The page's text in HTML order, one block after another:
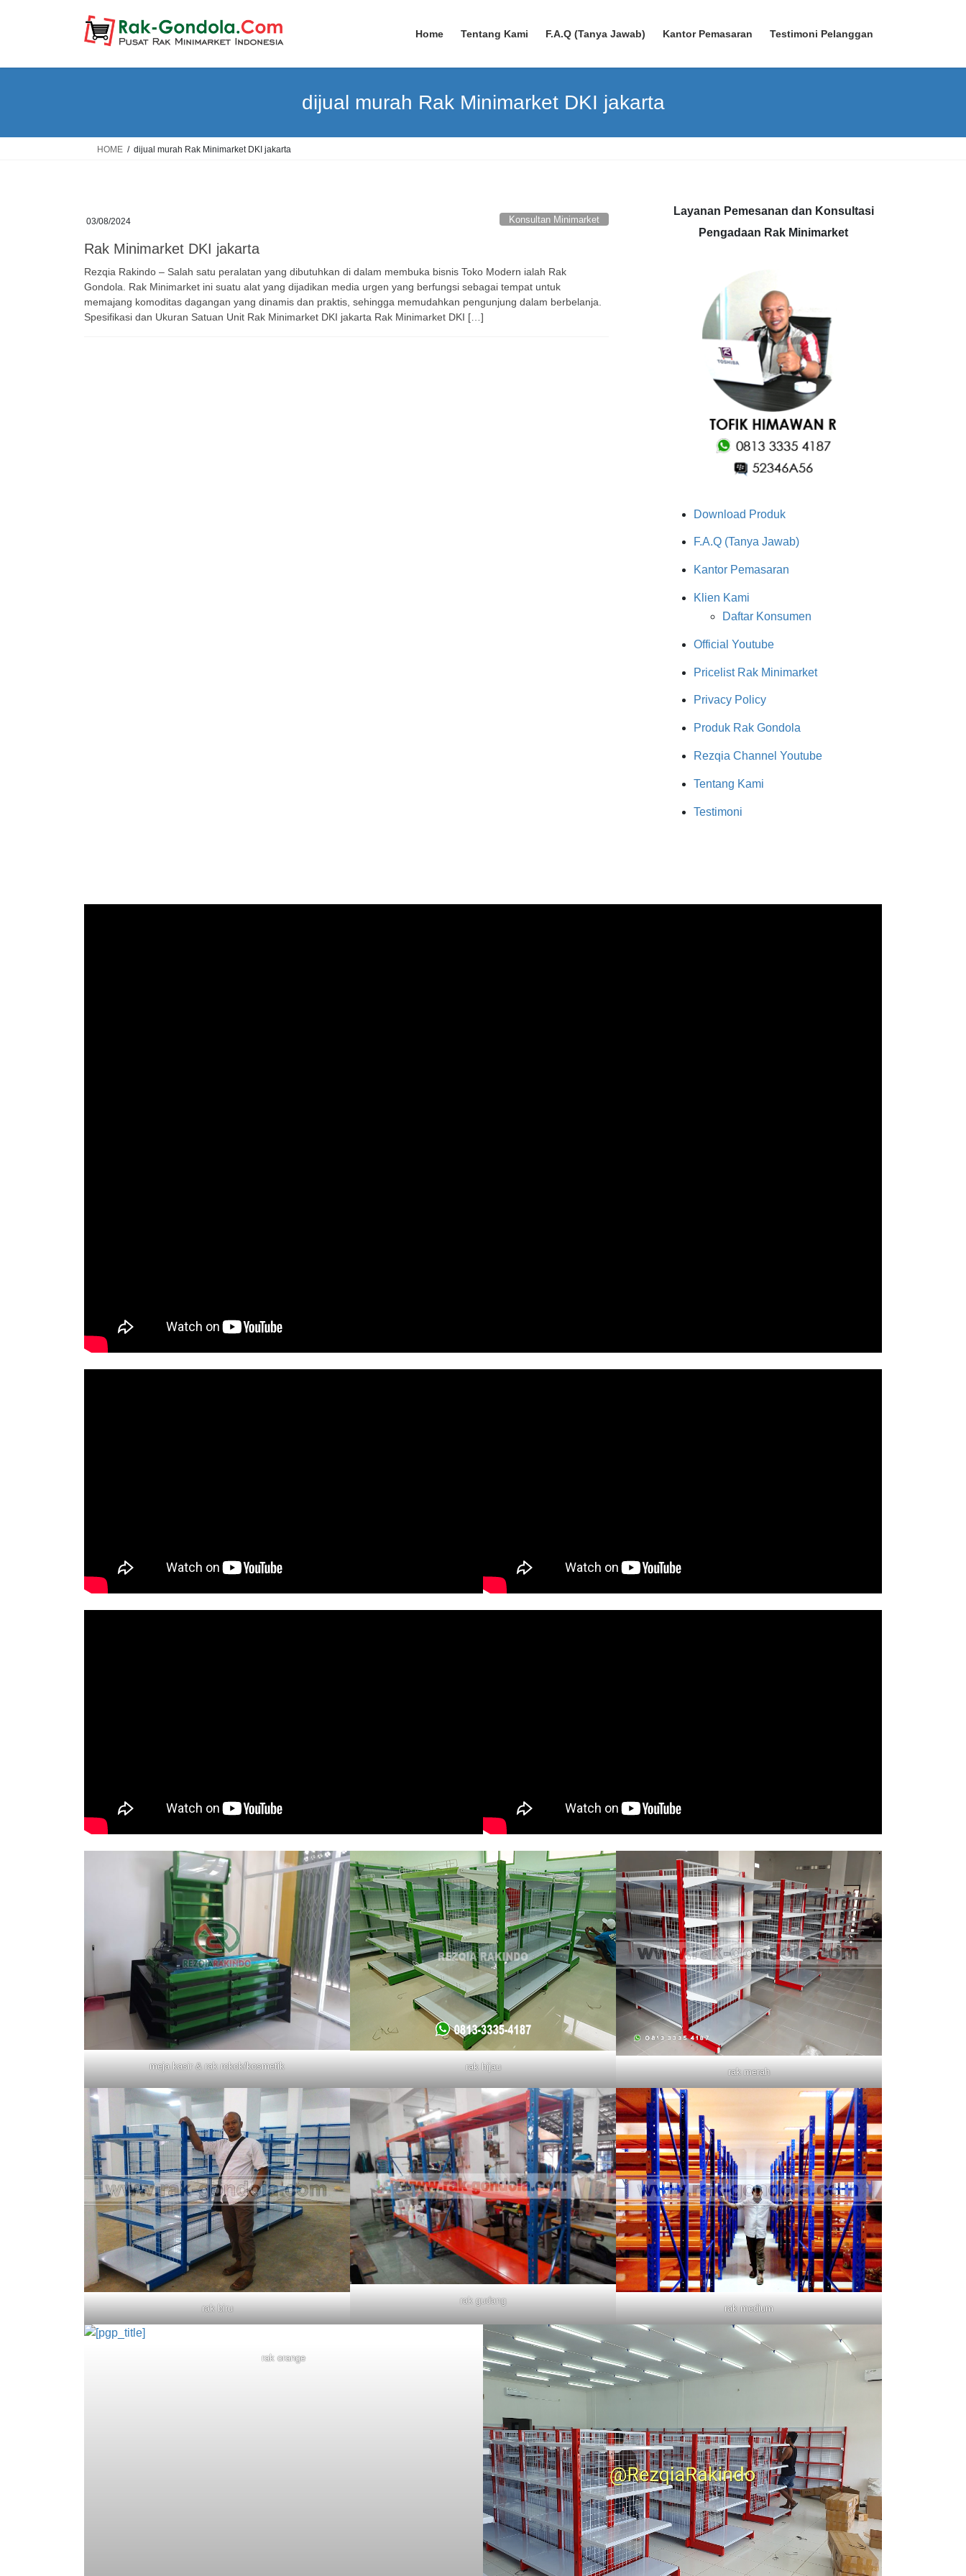
Home Tentang Kami F.A.Q (Tanya Jawab) Kantor Pemasaran Testimoni Pelanggan
dijual murah Rak Minimarket DKI jakarta
HOME dijual murah Rak Minimarket DKI jakarta
03/08/2024 Konsultan Minimarket
Rak Minimarket DKI jakarta
Rezqia Rakindo – Salah satu peralatan yang dibutuhkan di dalam membuka bisnis Toko Modern ialah Rak
Gondola. Rak Minimarket ini suatu alat yang dijadikan media urgen yang berfungsi sebagai tempat untuk
memajang komoditas dagangan yang dinamis dan praktis, sehingga memudahkan pengunjung dalam berbelanja.
Spesifikasi dan Ukuran Satuan Unit Rak Minimarket DKI jakarta Rak Minimarket DKI […]
Layanan Pemesanan dan Konsultasi
Pengadaan Rak Minimarket
Download Produk
F.A.Q (Tanya Jawab)
Kantor Pemasaran
Klien Kami
Daftar Konsumen
Official Youtube
Pricelist Rak Minimarket
Privacy Policy
Produk Rak Gondola
Rezqia Channel Youtube
Tentang Kami
Testimoni
meja kasir & rak rokok/kosmetik rak hijau rak merah
rak biru
rak gudang
rak medium
rak orange